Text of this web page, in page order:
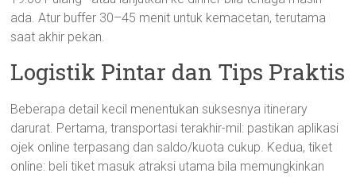
ada. Atur buffer 30–45 menit untuk kemacetan, terutama
saat akhir pekan.
Logistik Pintar dan Tips Praktis
Beberapa detail kecil menentukan suksesnya itinerary
darurat. Pertama, transportasi terakhir-mil: pastikan aplikasi
ojek online terpasang dan saldo/kuota cukup. Kedua, tiket
online: beli tiket masuk atraksi utama bila memungkinkan